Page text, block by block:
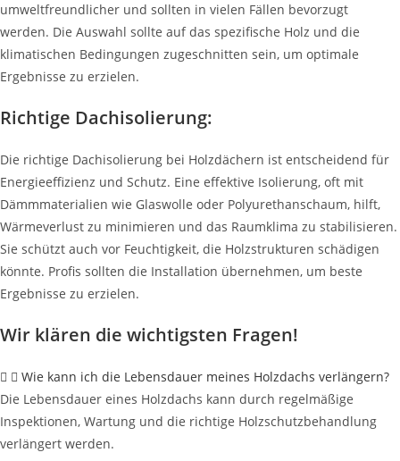
umweltfreundlicher und sollten in vielen Fällen bevorzugt
werden. Die Auswahl sollte auf das spezifische Holz und die
klimatischen Bedingungen zugeschnitten sein, um optimale
Ergebnisse zu erzielen.
Richtige Dachisolierung:
Die richtige Dachisolierung bei Holzdächern ist entscheidend für
Energieeffizienz und Schutz. Eine effektive Isolierung, oft mit
Dämmmaterialien wie Glaswolle oder Polyurethanschaum, hilft,
Wärmeverlust zu minimieren und das Raumklima zu stabilisieren.
Sie schützt auch vor Feuchtigkeit, die Holzstrukturen schädigen
könnte. Profis sollten die Installation übernehmen, um beste
Ergebnisse zu erzielen.
Wir klären die wichtigsten Fragen!
Wie kann ich die Lebensdauer meines Holzdachs verlängern?
Die Lebensdauer eines Holzdachs kann durch regelmäßige
Inspektionen, Wartung und die richtige Holzschutzbehandlung
verlängert werden.